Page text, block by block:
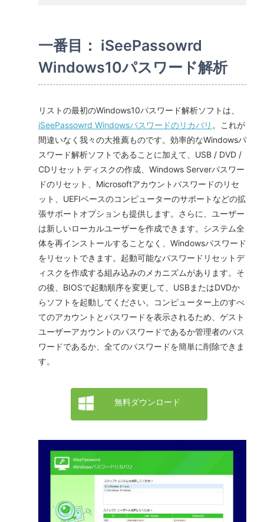
一番目： iSeePassowrd
Windows10パスワード解析
リストの最初のWindows10パスワード解析ソフトは、
iSeePassowrd Windowsパスワードのリカバリ 。これが
間違いなく我々の大推薦ものです。効率的なWindowsパ
スワード解析ソフトであることに加えて、USB / DVD /
CDリセットディスクの作成、Windows Serverパスワー
ドのリセット、Microsoftアカウントパスワードのリセ
ット、UEFIベースのコンピューターのサポートなどの拡
張サポートオプションも提供します。さらに、ユーザー
は新しいローカルユーザーを作成できます。システム全
体を再インストールすることなく、Windowsパスワード
をリセットできます。起動可能なパスワードリセットデ
ィスクを作成する組み込みのメカニズムがあります。そ
の後、BIOSで起動順序を変更して、USBまたはDVDか
らソフトを起動してください。コンピューター上のすべ
てのアカウントとパスワードを表示されるため、ゲスト
ユーザーアカウントのパスワードであるか管理者のパス
ワードであるか、全てのパスワードを簡単に削除できま
す。
無料ダウンロード